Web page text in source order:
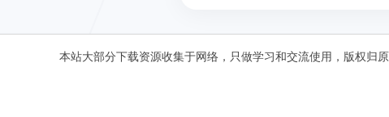
本站大部分下载资源收集于网络，只做学习和交流使用，版权归